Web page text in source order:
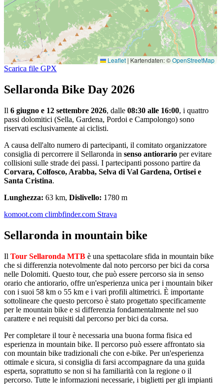
Leaflet | Kartendaten: ©OpenStreetMap
Scarica file GPX
Sellaronda Bike Day 2026
Il 6 giugno e 12 settembre 2026, dalle 08:30 alle 16:00, i quattro
passi dolomitici (Sella, Gardena, Pordoi e Campolongo) sono
riservati esclusivamente ai ciclisti.
A causa dell'alto numero di partecipanti, il comitato organizzatore
consiglia di percorrere il Sellaronda in senso antiorario per evitare
collisioni sulle strade dei passi. I partecipanti possono partire da
Corvara, Colfosco, Arabba, Selva di Val Gardena, Ortisei e
Santa Cristina.
Lunghezza: 63 km, Dislivello: 1780 m
komoot.com climbfinder.com Strava
Sellaronda in mountain bike
Il Tour Sellaronda MTB è una spettacolare sfida in mountain bike
che si differenzia notevolmente dal noto percorso per bici da corsa
nelle Dolomiti. Questo tour, che può essere percorso sia in senso
orario che antiorario, offre un'esperienza unica per i mountain biker
con i suoi 58 km o 55 km e i vari profili altimetrici. È importante
sottolineare che questo percorso è stato progettato specificamente
per le mountain bike e si differenzia fondamentalmente nel suo
carattere e nei requisiti dal percorso per bici da corsa.
Per completare il tour è necessaria una buona forma fisica ed
esperienza in mountain bike. Il percorso può essere affrontato sia
con mountain bike tradizionali che con e-bike. Per un'esperienza
ottimale e sicura, si consiglia di farsi accompagnare da una guida
esperta, soprattutto se non si ha familiarità con la regione o il
percorso. Tutte le informazioni necessarie, i biglietti per gli impianti